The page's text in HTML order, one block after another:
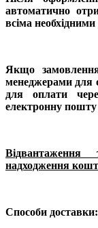
автоматично
всіма
Якщо
менеджерами для
для оплати
електронну
Відвантаження
надходження
Способи доставки: